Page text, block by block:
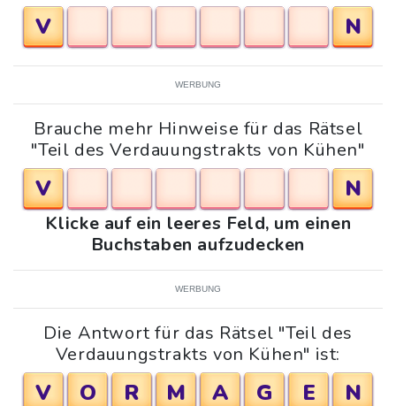
V
N
WERBUNG
Brauche mehr Hinweise für das Rätsel
"Teil des Verdauungstrakts von Kühen"
V N
Klicke auf ein leeres Feld, um einen
Buchstaben aufzudecken
WERBUNG
Die Antwort für das Rätsel "Teil des
Verdauungstrakts von Kühen" ist:
V O R M A G E N